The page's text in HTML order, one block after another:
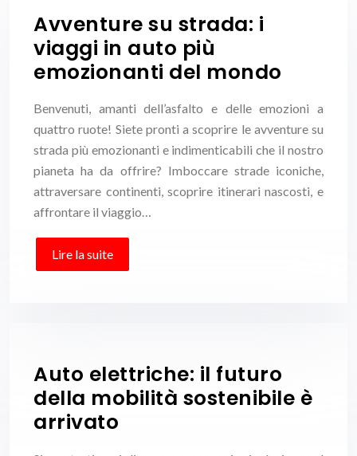
Avventure su strada: i
viaggi in auto più
emozionanti del mondo
Benvenuti, amanti dell’asfalto e delle emozioni a
quattro ruote! Siete pronti a scoprire le avventure su
strada più emozionanti e indimenticabili che il nostro
pianeta ha da offrire? Imboccare strade iconiche,
attraversare continenti, scoprire itinerari nascosti, e
affrontare il viaggio…
Lire la suite
Auto elettriche: il futuro
della mobilità sostenibile è
arrivato